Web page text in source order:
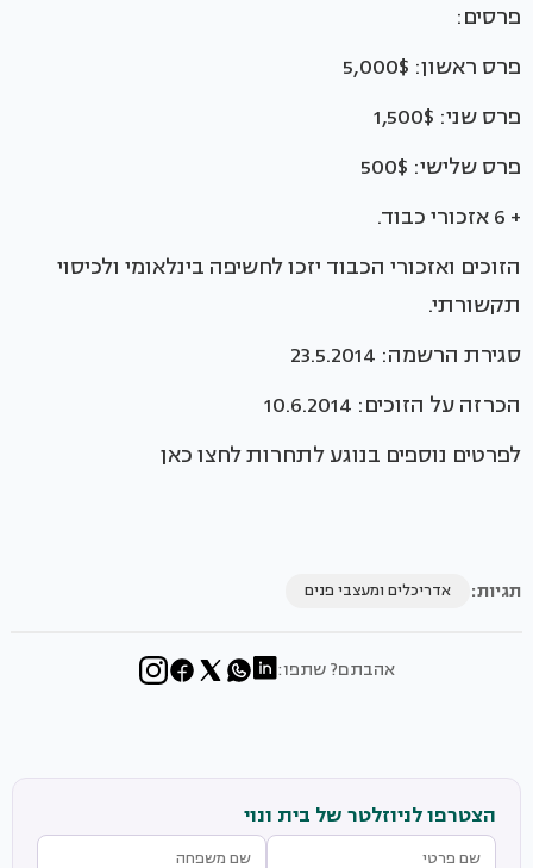
פרסים:
פרס ראשון: 5,000$
פרס שני: 1,500$
פרס שלישי: 500$
+ 6 אזכורי כבוד.
הזוכים ואזכורי הכבוד יזכו לחשיפה בינלאומי ולכיסוי
תקשורתי.
סגירת הרשמה: 23.5.2014
הכרזה על הזוכים: 10.6.2014
לפרטים נוספים בנוגע לתחרות לחצו כאן
תגיות: אדריכלים ומעצבי פנים
אהבתם? שתפו:
הצטרפו לניוזלטר של בית ונוי